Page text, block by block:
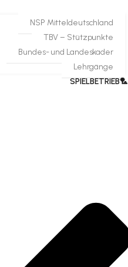
NSP Mitteldeutschland
TBV – Stützpunkte
Bundes- und Landeskader
Lehrgänge
SPIELBETRIEB🏸